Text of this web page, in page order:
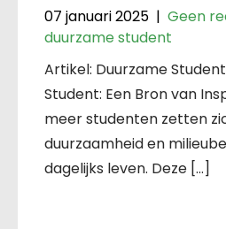
07 januari 2025 | Geen
duurzame student
Artikel: Duurzame
Student: Een Bron van
meer studenten zetten
duurzaamheid en
dagelijks leven. Deze […]